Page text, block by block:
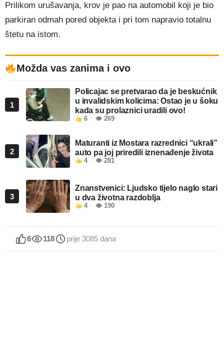
Prilikom urušavanja, krov je pao na automobil koji je bio
parkiran odmah pored objekta i pri tom napravio totalnu
štetu na istom.
Možda vas zanima i ovo
1
Policajac se pretvarao da je beskućnik
u invalidskim kolicima: Ostao je u šoku
kada su prolaznici uradili ovo!
6 👁 269
2
Maturanti iz Mostara razrednici “ukrali”
auto pa joj priredili iznenađenje života
4 👁 281
3
Znanstvenici: Ljudsko tijelo naglo stari
u dva životna razdoblja
4 👁 190
6 118 prije 3085 dana